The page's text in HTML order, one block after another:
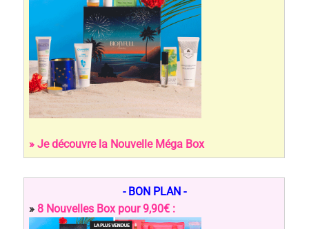
» Je découvre la Nouvelle Méga Box
- BON PLAN -
» 8 Nouvelles Box pour 9,90€ :